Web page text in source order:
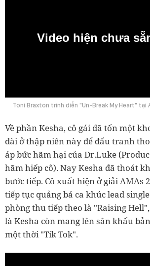
Video hiện chưa
Toni Braxton trình diễn "Un-Break My Heart" tại
Về phần Kesha, cô gái đã tốn một
dài ở thập niên này để đấu tranh
áp bức hãm hại của Dr.Luke
hãm hiếp cô). Nay Kesha đã thoát
bước tiếp. Cô xuất hiện ở giải AMAs
tiếp tục quảng bá ca khúc lead
phòng thu tiếp theo là "Raising
là Kesha còn mang lên sân khấu
một thời "Tik Tok".